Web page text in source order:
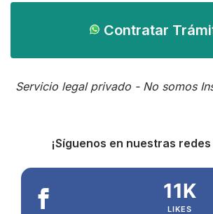
Contratar
Servicio legal privado - No somos
¡Síguenos en nuestras
11K
LIKES